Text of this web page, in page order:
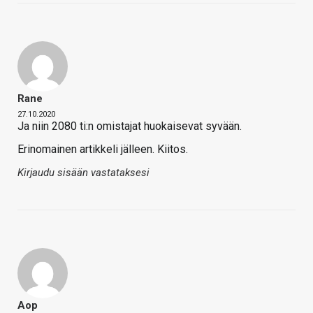
Rane
27.10.2020
Ja niin 2080 ti:n omistajat huokaisevat syvään.
Erinomainen artikkeli jälleen. Kiitos.
Kirjaudu sisään vastataksesi
Aop